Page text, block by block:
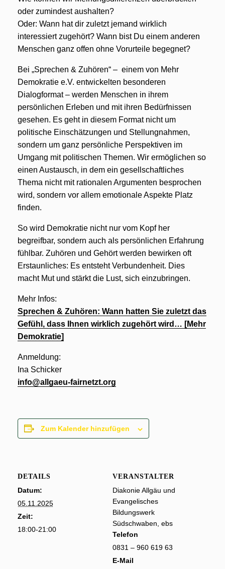
oder zumindest aushalten?
Oder: Wann hat dir zuletzt jemand wirklich
interessiert zugehört? Wann bist Du einem anderen
Menschen ganz offen ohne Vorurteile begegnet?
Bei „Sprechen & Zuhören“ – einem von Mehr
Demokratie e.V. entwickelten besonderen
Dialogformat – werden Menschen in ihrem
persönlichen Erleben und mit ihren Bedürfnissen
gesehen. Es geht in diesem Format nicht um
politische Einschätzungen und Stellungnahmen,
sondern um ganz persönliche Perspektiven im
Umgang mit politischen Themen. Wir ermöglichen so
einen Austausch, in dem ein gesellschaftliches
Thema nicht mit rationalen Argumenten besprochen
wird, sondern vor allem emotionale Aspekte Platz
finden.
So wird Demokratie nicht nur vom Kopf her
begreifbar, sondern auch als persönlichen Erfahrung
fühlbar. Zuhören und Gehört werden bewirken oft
Erstaunliches: Es entsteht Verbundenheit. Dies
macht Mut und stärkt die Lust, sich einzubringen.
Mehr Infos:
Sprechen & Zuhören: Wann hatten Sie zuletzt das
Gefühl, dass Ihnen wirklich zugehört wird… [Mehr
Demokratie]
Anmeldung:
Ina Schicker
info@allgaeu-fairnetzt.org
Zum Kalender hinzufügen
DETAILS
Datum:
05.11.2025
Zeit:
18:00-21:00
VERANSTALTER
Diakonie Allgäu und
Evangelisches
Bildungswerk
Südschwaben, ebs
Telefon
0831 – 960 619 63
E-Mail